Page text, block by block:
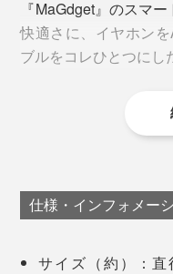
MagSafe対応の
でピタッと簡単吸着。
スタンドの高さや角
決めたらしっかり固定
『MaGdget』のスマ
快適さに、イヤホン
ブルをコレひとつにし
仕様・インフォメー
サイズ（約）：